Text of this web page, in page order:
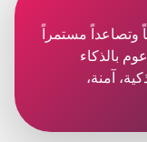
وتصاعداً مستمراً
بالذكاء
آمنة،